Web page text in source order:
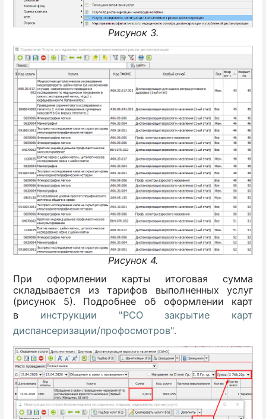
Рисунок 3.
Рисунок 4.
При оформлении карты итоговая сумма
складывается из тарифов выполненных услуг
(рисунок 5). Подробнее об оформлении карт
в
инструкции "РСО закрытие карт
диспансеризации/профосмотров".